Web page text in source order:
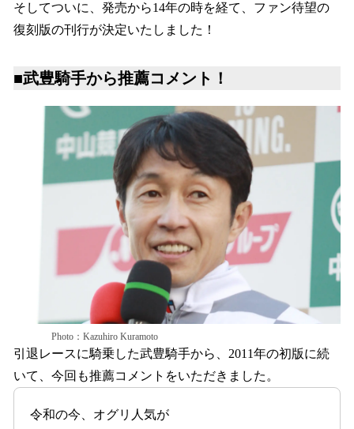
そしてついに、発売から14年の時を経て、ファン待望の
復刻版の刊行が決定いたしました！
■武豊騎手から推薦コメント！
Photo：Kazuhiro Kuramoto
引退レースに騎乗した武豊騎手から、2011年の初版に続
いて、今回も推薦コメントをいただきました。
令和の今、オグリ人気が